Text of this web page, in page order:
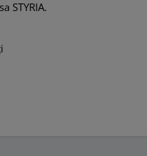
STYRIA.